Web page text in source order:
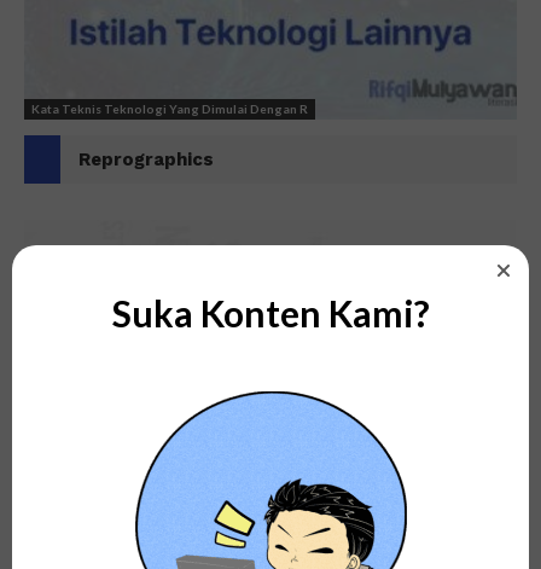
Kata Teknis Teknologi Yang Dimulai Dengan R
Reprographics
Kata Teknis Teknologi Yang Dimulai Dengan R
R/3 Client/Server Application
Suka Konten Kami?